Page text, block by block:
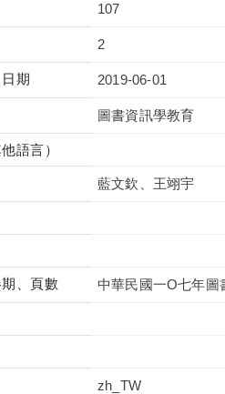
107
2
期 2019-06-01
圖書資訊學教育
語言）
藍文欽、王翊宇
、頁數 中華民國一O七年圖
zh_TW